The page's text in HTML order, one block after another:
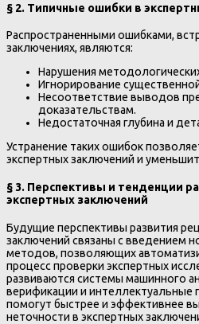
§ 2. Типичные ошибки в
Распространенными ошибками,
заключениях, являются:
Нарушения
Игнорирование
Несоответствие выводов
доказательствам.
Недостаточная глубина и
Устранение таких ошибок
экспертных заключений и
§ 3. Перспективы и тенденции
экспертных заключений
Будущие перспективы развития
заключений связаны с введением
методов, позволяющих
процесс проверки экспертных
развиваются системы машинного
верификации и
помогут быстрее и эффективнее
неточности в экспертных